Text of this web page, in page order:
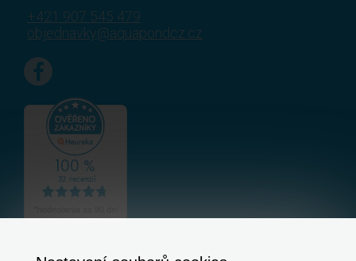
+421 907 545 479
objednavky@aquapondcz.cz